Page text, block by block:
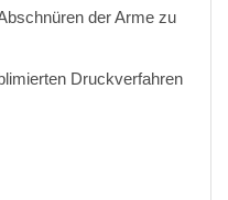
der Arme zu
Druckverfahren